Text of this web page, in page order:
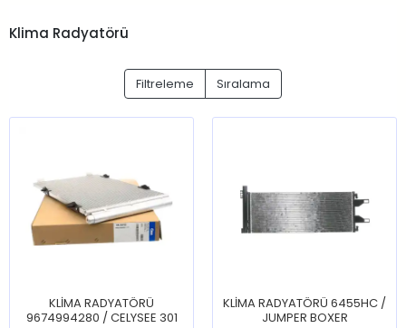
Klima Radyatörü
Filtreleme Sıralama
KLİMA RADYATÖRÜ
9674994280 / CELYSEE 301
KLİMA RADYATÖRÜ 6455HC /
JUMPER BOXER